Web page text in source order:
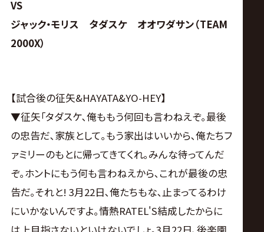
髪の黒鷲殿の戦いを邪魔する権利があの男にある
のか｡これで決着がついたとは思っておらん｡まずは
宮脇殿とこの双方の頂､目指してみせます｣
＜第6試合・6人タッグマッチ＞
征矢学 HAYATA YO-HEY（情熱RATEL’S）
VS
ジャック・モリス タダスケ オオワダサン（TEAM
2000X）